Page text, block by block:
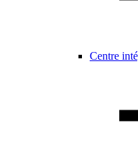
Centre